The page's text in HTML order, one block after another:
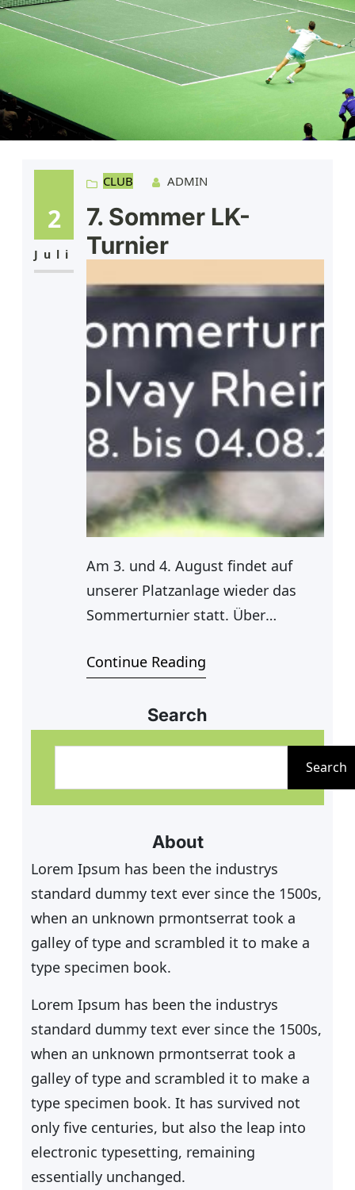
2
Juli
CLUB ADMIN
7. Sommer LK-
Turnier
Am 3. und 4. August findet auf
unserer Platzanlage wieder das
Sommerturnier statt. Über
Altersklassen kämpfen erneut im
um LK Punkte. Fürs leibliche Wohl
Spiele und viele Zuschauer. Hier
könnt ihr euch anmelden
Continue Reading
Search
n
Search
About
Lorem Ipsum has been the industrys
standard dummy text ever since the 1500s,
when an unknown prmontserrat took a
galley of type and scrambled it to make a
type specimen book.
Lorem Ipsum has been the industrys
standard dummy text ever since the 1500s,
when an unknown prmontserrat took a
galley of type and scrambled it to make a
type specimen book. It has survived not
only five centuries, but also the leap into
electronic typesetting, remaining
essentially unchanged.